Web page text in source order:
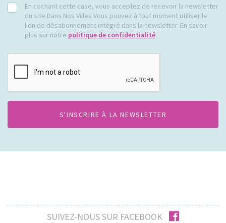
RGPDEn cochant cette case, vous acceptez de recevoir la newsletter
du site Dans Nos Villes Vous pouvez à tout moment utiliser le
lien de désabonnement intégré dans la newsletter. En savoir
plus sur notre politique de confidentialité.
CAPTCHA
SUIVEZ-NOUS SUR FACEBOOK facebook